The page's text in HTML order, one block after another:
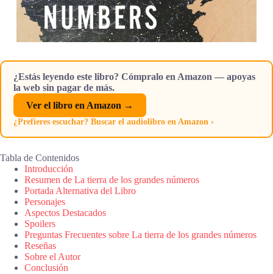
¿Estás leyendo este libro? Cómpralo en Amazon — apoyas
la web sin pagar de más.
Ver el libro en Amazon →
¿Prefieres escuchar? Buscar el audiolibro en Amazon ›
Tabla de Contenidos
Introducción
Resumen de La tierra de los grandes números
Portada Alternativa del Libro
Personajes
Aspectos Destacados
Spoilers
Preguntas Frecuentes sobre La tierra de los grandes números
Reseñas
Sobre el Autor
Conclusión